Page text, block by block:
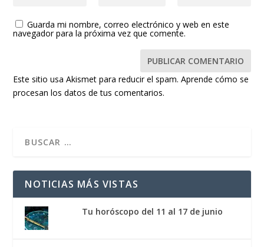
Guarda mi nombre, correo electrónico y web en este
navegador para la próxima vez que comente.
Este sitio usa Akismet para reducir el spam.Aprende cómo se
procesan los datos de tus comentarios.
NOTICIAS MÁS VISTAS
Tu horóscopo del 11 al 17 de junio